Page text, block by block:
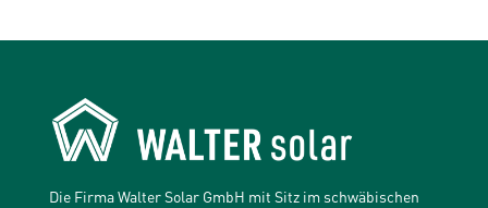
Die Firma Walter Solar GmbH mit Sitz im schwäbischen